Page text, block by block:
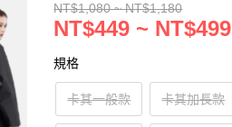
NT$1,080 ~ NT$1,180
NT$449 ~ NT$499
規格
卡其一般款 卡其加長款